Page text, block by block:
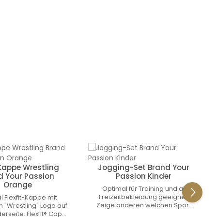
Wrestling
Your Passion
Orange
Flexfit-Kappe mit
"Wrestling" Logo auf
Flexfit® Cap
Jogging-Set Brand Your
Passion Kinder
Optimal für Training und als
Freizeitbekleidung geeignet.
Zeige anderen welchen Sport